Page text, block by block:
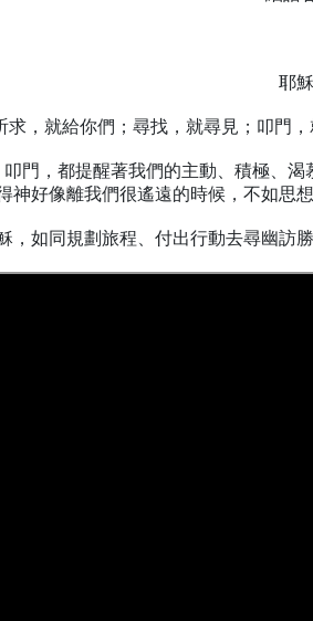
耶
，就給你們；尋找，就尋見；叩門
門，都提醒著我們的主動、積極、
神好像離我們很遙遠的時候，不如思
，如同規劃旅程、付出行動去尋幽訪